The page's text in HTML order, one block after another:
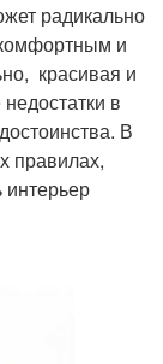
радикально
и
красивая и
в
В
правилах,
интерьер